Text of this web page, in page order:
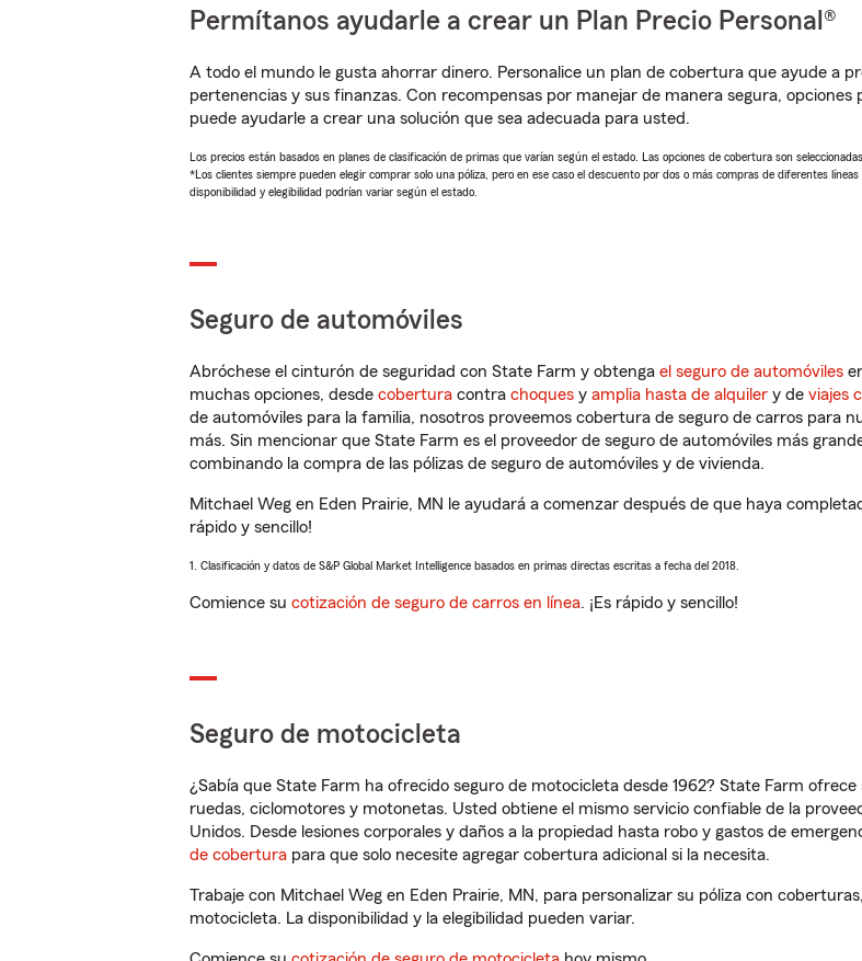
Permítanos ayudarle a crear un Plan Precio Personal®
A todo el mundo le gusta ahorrar dinero. Personalice un plan de cobertura que ayude a
pertenencias y sus finanzas. Con recompensas por manejar de manera segura,
puede ayudarle a crear una solución que sea adecuada para usted.
Los precios están basados en planes de clasificación de primas que varían según el estado. Las opciones de cobertura son
*Los clientes siempre pueden elegir comprar solo una póliza, pero en ese caso el descuento por dos o más compras de diferentes
disponibilidad y elegibilidad podrían variar según el estado.
Seguro de automóviles
Abróchese el cinturón de seguridad con State Farm y obtenga el seguro de automóviles
muchas opciones, desde cobertura contra choques y amplia hasta de alquiler y de viajes
de automóviles para la familia, nosotros proveemos cobertura de seguro de carros para
más. Sin mencionar que State Farm es el proveedor de seguro de automóviles más
combinando la compra de las pólizas de seguro de automóviles y de vivienda.
Mitchael Weg en Eden Prairie, MN le ayudará a comenzar después de que haya
rápido y sencillo!
1. Clasificación y datos de S&P Global Market Intelligence basados en primas directas escritas a fecha del 2018.
Comience su cotización de seguro de carros en línea. ¡Es rápido y sencillo!
Seguro de motocicleta
¿Sabía que State Farm ha ofrecido seguro de motocicleta desde 1962? State Farm
ruedas, ciclomotores y motonetas. Usted obtiene el mismo servicio confiable de la
Unidos. Desde lesiones corporales y daños a la propiedad hasta robo y gastos de
de cobertura para que solo necesite agregar cobertura adicional si la necesita.
Trabaje con Mitchael Weg en Eden Prairie, MN, para personalizar su póliza con
motocicleta. La disponibilidad y la elegibilidad pueden variar.